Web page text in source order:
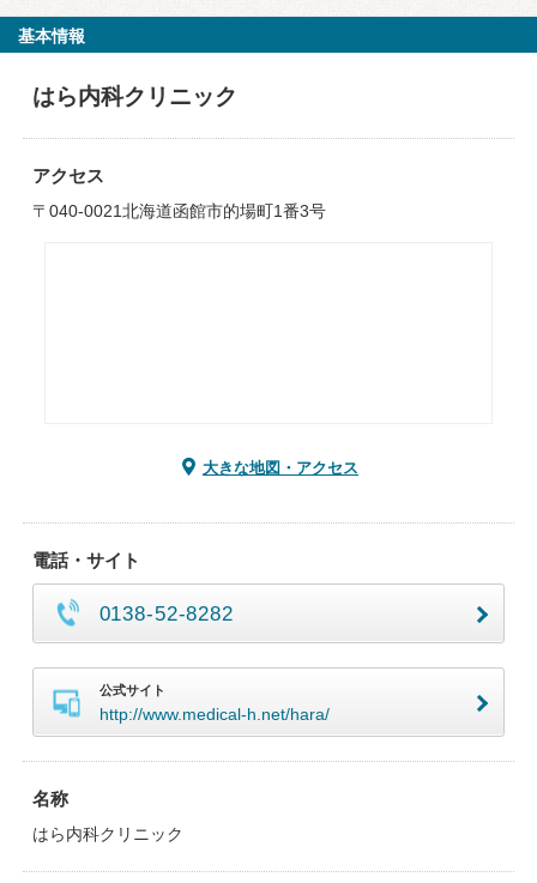
基本情報
はら内科クリニック
アクセス
〒040-0021北海道函館市的場町1番3号
大きな地図・アクセス
電話・サイト
0138-52-8282
公式サイト
http://www.medical-h.net/hara/
名称
はら内科クリニック